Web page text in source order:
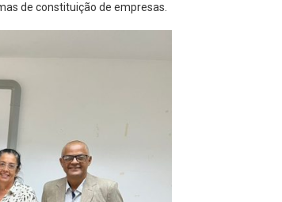
de constituição de empresas.